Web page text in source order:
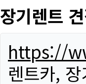
장기렌트
https://
렌트카,